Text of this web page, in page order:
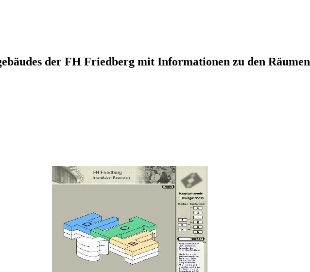
der FH Friedberg mit Informationen zu den Räumen